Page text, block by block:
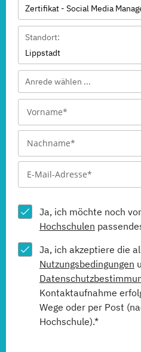
Zertifikat - Social Media
Standort:
Lippstadt
Anrede wählen ...
Ja, ich möchte noch
Hochschulen
Ja, ich akzeptiere die
Nutzungsbedingungen
Kontaktaufnahme
Wege oder per Post
Hochschule).*